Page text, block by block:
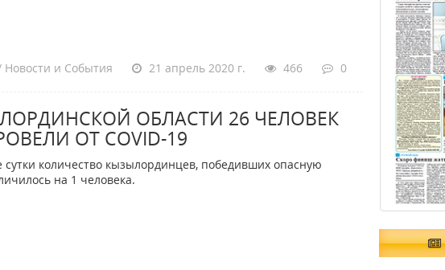
Новости и События 21 апрель 2020 г. 466 0
ОБЛАСТИ 26 ЧЕЛОВЕК
ОТ COVID-19
количество кызылординцев, победивших опасную
на 1 человека.